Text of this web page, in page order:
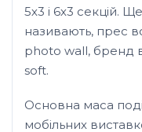
5х3 і 6х3 секцій.
називають, прес
photo wall, бренд
soft.
Основна маса
мобільних